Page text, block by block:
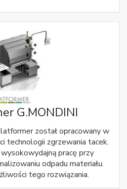
G.MONDINI
został opracowany w
technologii zgrzewania tacek.
wysokowydajną pracę przy
odpadu materiału.
tego rozwiązania.